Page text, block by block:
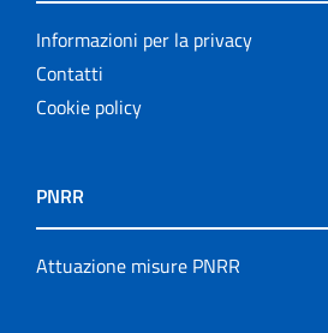
Informazioni per la privacy
Contatti
Cookie policy
PNRR
Attuazione misure PNRR